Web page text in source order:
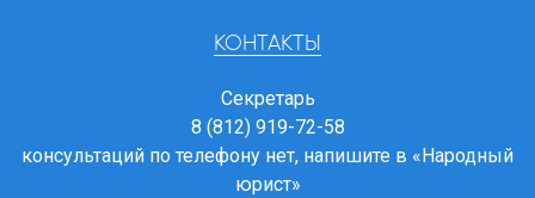
КОНТАКТЫ
Секретарь
8 (812) 919-72-58
консультаций по телефону нет, напишите в «Народный
юрист»